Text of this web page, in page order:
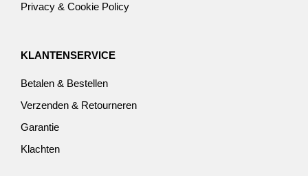
Privacy & Cookie Policy
KLANTENSERVICE
Betalen & Bestellen
Verzenden & Retourneren
Garantie
Klachten